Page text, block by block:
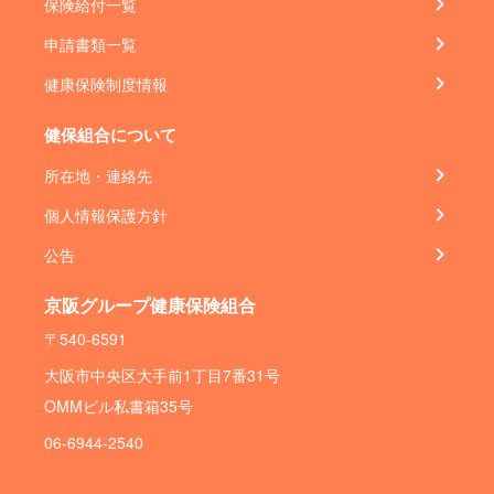
保険給付一覧
申請書類一覧
健康保険制度情報
健保組合について
所在地・連絡先
個人情報保護方針
公告
京阪グループ健康保険組合
〒540-6591
大阪市中央区大手前1丁目7番31号
OMMビル私書箱35号
06-6944-2540